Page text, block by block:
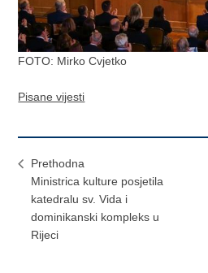
FOTO: Mirko Cvjetko
Pisane vijesti
Prethodna
Ministrica kulture posjetila
katedralu sv. Vida i
dominikanski kompleks u
Rijeci